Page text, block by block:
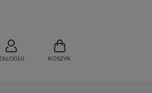
KOSZYK